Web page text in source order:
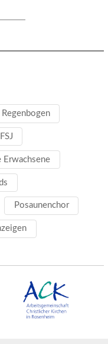
Regenbogen
FSJ
Erwachsene
Posaunenchor